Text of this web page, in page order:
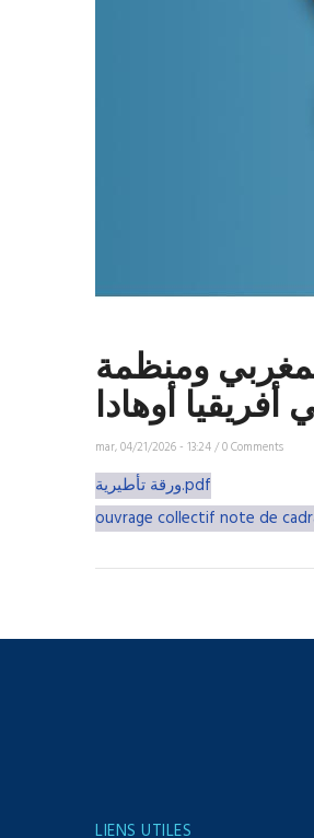
ومنظمة
أوهادا
mar, 04/21/2026 - 13:24/0 Comments
ورقة تأطيرية.pdf
ouvrage collectif note de
LIENS UTILES